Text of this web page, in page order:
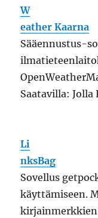
W
eather Kaarna
Sääennustus-
Saatavilla: Jolla
Li
nksBag
Sovellus
käyttämiseen.
kirjainmerkkien